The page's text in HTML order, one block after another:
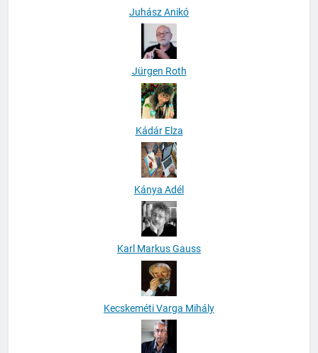
Juhász Anikó
Jürgen Roth
Kádár Elza
Kánya Adél
Karl Markus Gauss
Kecskeméti Varga Mihály